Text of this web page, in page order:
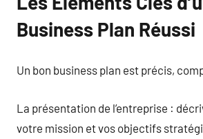
Business Plan Réussi
Un bon business plan est précis,
La présentation de l’entreprise :
votre mission et vos objectifs